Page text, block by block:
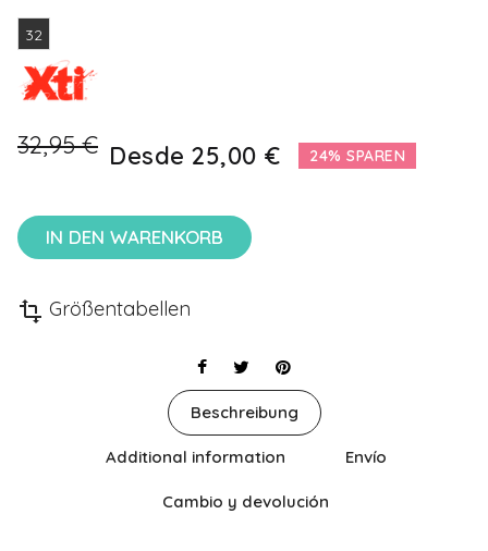
32
32,95 € Desde 25,00 € 24% SPAREN
IN DEN WARENKORB
transform Größentabellen
Beschreibung
Additional information Envío
Cambio y devolución